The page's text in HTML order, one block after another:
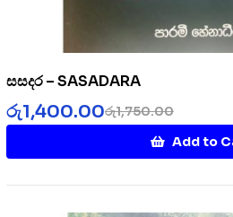
සසදර – SASADARA
රු1,750.00
රු1,400.00
Add to